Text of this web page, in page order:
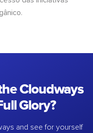
Cloudways
Glory?
and see for yourself